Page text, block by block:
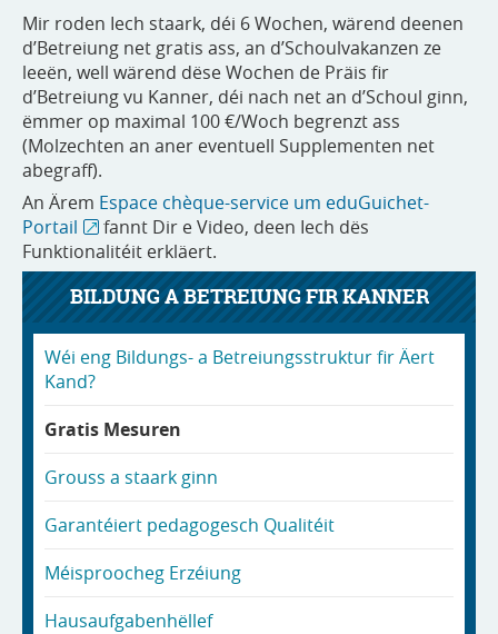
Mir roden Iech staark, déi 6 Wochen, wärend deenen
d’Betreiung net gratis ass, an d’Schoulvakanzen ze
leeën, well wärend dëse Wochen de Präis fir
d’Betreiung vu Kanner, déi nach net an d’Schoul ginn,
ëmmer op maximal 100 €/Woch begrenzt ass
(Molzechten an aner eventuell Supplementen net
abegraff).
An Ärem Espace chèque-service um eduGuichet-
Portail
fannt Dir e Video, deen Iech dës
Funktionalitéit erkläert.
BILDUNG A BETREIUNG FIR KANNER
Wéi eng Bildungs- a Betreiungsstruktur fir Äert
Kand?
Gratis Mesuren
Grouss a staark ginn
Garantéiert pedagogesch Qualitéit
Méisproocheg Erzéiung
Hausaufgabenhëllef